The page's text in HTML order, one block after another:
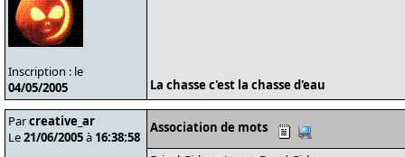
Inscription : le
04/05/2005
La chasse c'est la chasse d'eau
Parcreative_ar
Le21/06/2005à 16:38:58
Association de mots